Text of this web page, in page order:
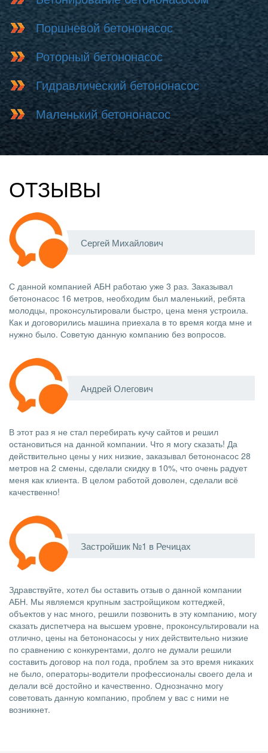
Поршневой бетононасос
Роторный бетононасос
Гидравлический бетононасос
Маленький бетононасос
ОТЗЫВЫ
Сергей Михайлович
С данной компанией АБН работаю уже 3 раз. Заказывал
бетононасос 16 метров, необходим был маленький, ребята
молодцы, проконсультировали быстро, цена меня устроила.
Как и договорились машина приехала в то время когда мне и
нужно было. Советую данную компанию без вопросов.
Андрей Олегович
В этот раз я не стал перебирать кучу сайтов и решил
остановиться на данной компании. Что я могу сказать! Да
действительно цены у них низкие, заказывал бетононасос 28
метров на 2 смены, сделали скидку в 10%, что очень радует
меня как клиента. В целом работой доволен, сделали всё
качественно!
Застройшик №1 в Речицах
Здравствуйте, хотел бы оставить отзыв о данной компании
АБН. Мы являемся крупным застройщиком коттеджей,
объектов у нас много, решили позвонить в эту компанию, могу
сказать диспетчера на высшем уровне, проконсультировали на
отлично, цены на бетононасосы у них действительно низкие
по сравнению с конкурентами, долго не думали решили
составить договор на пол года, проблем за это время никаких
не было, операторы-водители профессионалы своего дела и
делали всё достойно и качественно. Однозначно могу
советовать данную компанию, проблем у вас с ними не
возникнет.